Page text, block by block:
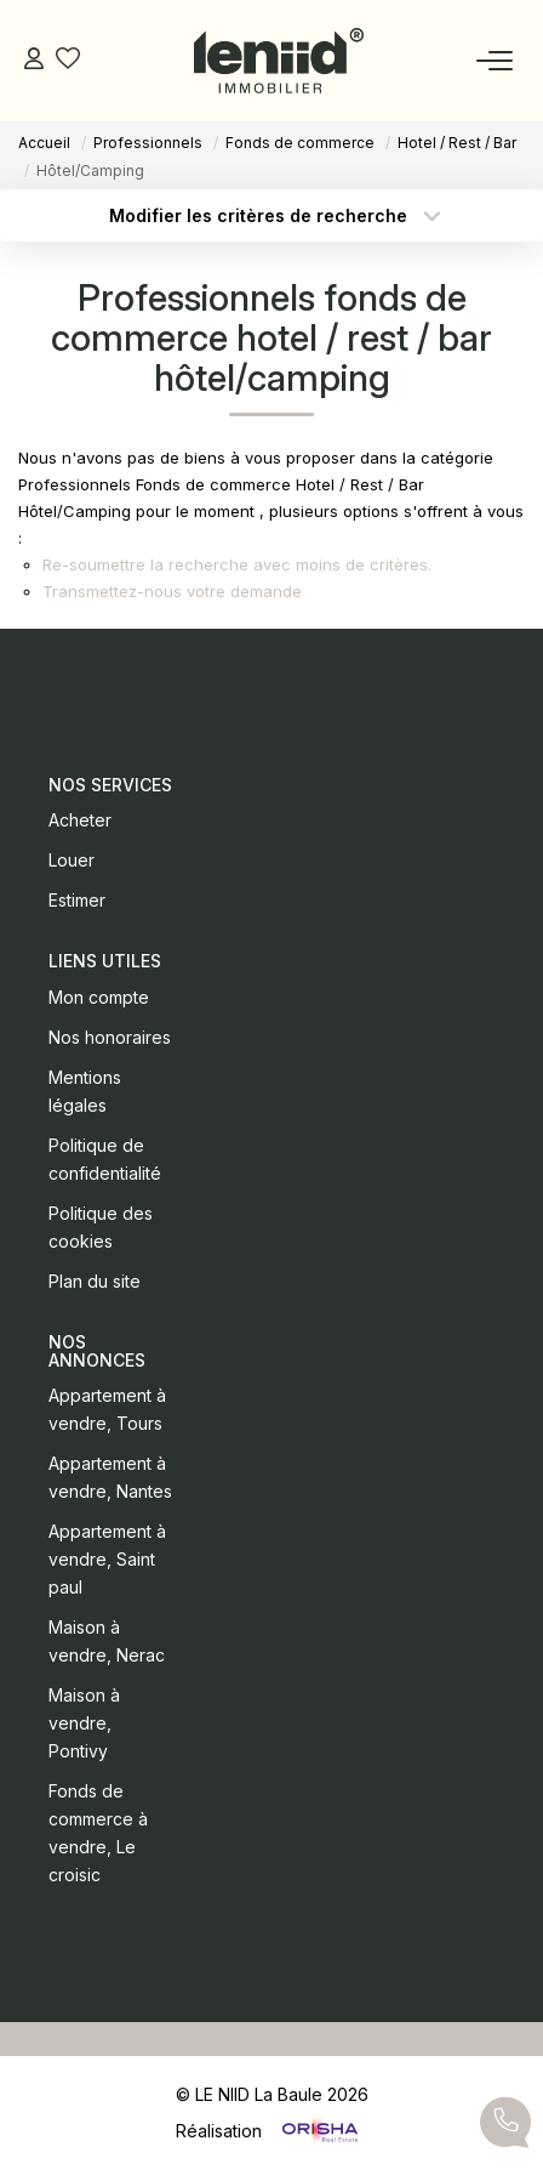
NOS BIENS
ESTIMATION
NOS CONSEILLERS
DEVENIR MANDATAIRE
ESPACE MANDATAIRE
GESTION
CONTACT
Accueil Professionnels Fonds de commerce
Hotel / Rest / Bar
Hôtel/Camping
Modifier les critères de recherche
Sélectionnez...
Type de bien
Surface min
Plus de critères
Professionnels fonds de
commerce hotel / rest / bar
hôtel/camping
Nous n'avons pas de biens à vous proposer dans la catégorie
Professionnels Fonds de commerce Hotel / Rest / Bar
Hôtel/Camping pour le moment , plusieurs options s'offrent à vous
:
Re-soumettre la recherche avec moins de critères.
Transmettez-nous votre demande
NOS SERVICES
Acheter
Louer
Estimer
LIENS UTILES
Mon compte
Nos honoraires
Mentions
légales
Politique de
confidentialité
Politique des
cookies
Plan du site
NOS
ANNONCES
Appartement à
vendre, Tours
Appartement à
vendre, Nantes
Appartement à
vendre, Saint
paul
Maison à
vendre, Nerac
Maison à
vendre,
Pontivy
Fonds de
commerce à
vendre, Le
croisic
© LE NIID La Baule 2026
Réalisation